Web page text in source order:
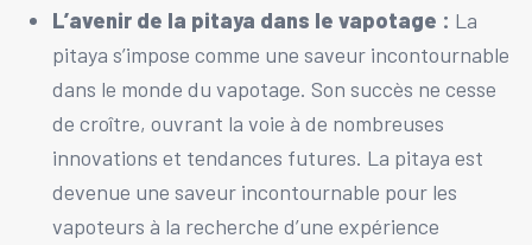
L’avenir de la pitaya dans le vapotage : La
pitaya s’impose comme une saveur incontournable
dans le monde du vapotage. Son succès ne cesse
de croître, ouvrant la voie à de nombreuses
innovations et tendances futures. La pitaya est
devenue une saveur incontournable pour les
vapoteurs à la recherche d’une expérience